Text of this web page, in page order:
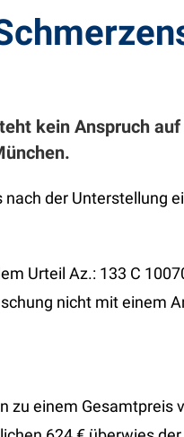
kein Anspruch
der Unterstellung
Urteil Az.: 133 C
nicht mit einem
zu einem Gesamtpreis